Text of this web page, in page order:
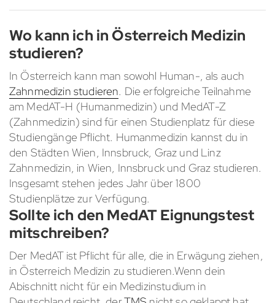
Wo kann ich in Österreich Medizin
studieren?
In Österreich kann man sowohl Human-, als auch
Zahnmedizin studieren. Die erfolgreiche Teilnahme
am MedAT-H (Humanmedizin) und MedAT-Z
(Zahnmedizin) sind für einen Studienplatz für diese
Studiengänge Pflicht. Humanmedizin kannst du in
den Städten Wien, Innsbruck, Graz und Linz
Zahnmedizin, in Wien, Innsbruck und Graz studieren.
Insgesamt stehen jedes Jahr über 1800
Studienplätze zur Verfügung.
Sollte ich den MedAT Eignungstest
mitschreiben?
Der MedAT ist Pflicht für alle, die in Erwägung ziehen,
in Österreich Medizin zu studieren.Wenn dein
Abischnitt nicht für ein Medizinstudium in